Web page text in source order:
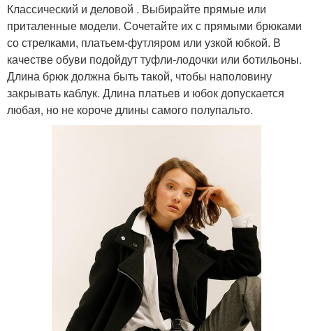
Классический и деловой . Выбирайте прямые или
приталенные модели. Сочетайте их с прямыми брюками
со стрелками, платьем-футляром или узкой юбкой. В
качестве обуви подойдут туфли-лодочки или ботильоны.
Длина брюк должна быть такой, чтобы наполовину
закрывать каблук. Длина платьев и юбок допускается
любая, но не короче длины самого полупальто.